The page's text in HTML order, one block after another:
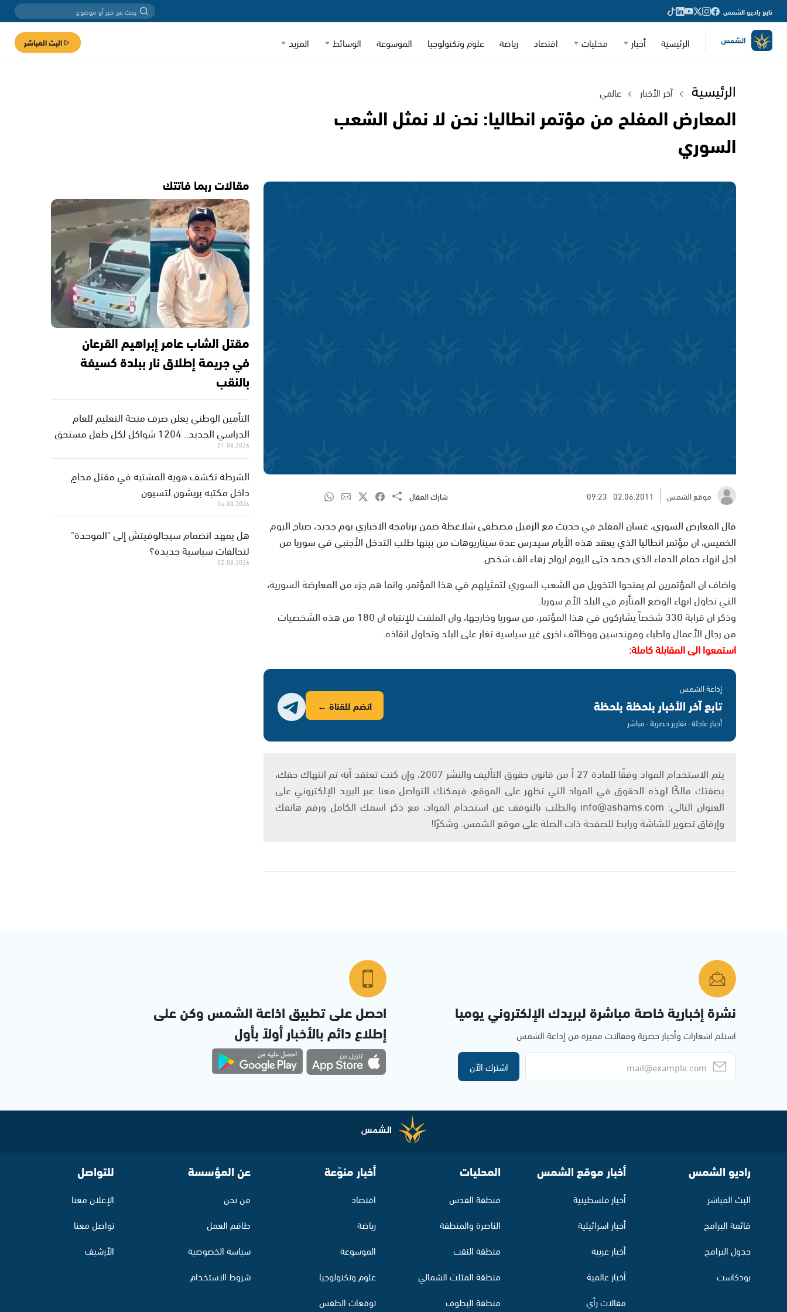
تابع راديو الشمس
الرئيسية أخبار محليات اقتصاد رياضة علوم وتكنولوجيا الموسوعة الوسائط المزيد البث المباشر
الرئيسية آخر الأخبار عالمي
المعارض المفلح من مؤتمر انطاليا: نحن لا نمثل الشعب
السوري
موقع الشمس 02.06.2011
09:23 شارك المقال
قال المعارض السوري، غسان المفلح في حديث مع الزميل مصطفى شلاعطة ضمن برنامجه الاخباري يوم جديد، صباح اليوم
الخميس، ان مؤتمر انطاليا الذي يعقد هذه الأيام سيدرس عدة سيناريوهات من بينها طلب التدخل الأجنبي في سوريا من
اجل انهاء حمام الدماء الذي حصد حتى اليوم ارواح زهاء الف شخص.
واضاف ان المؤتمرين لم يمنحوا التخويل من الشعب السوري لتمثيلهم في هذا المؤتمر، وانما هم جزء من المعارضة السورية،
التي تحاول انهاء الوضع المتأزم في البلد الأم سوريا.
وذكر ان قرابة 330 شخصاً يشاركون في هذا المؤتمر، من سوريا وخارجها، وان الملفت للإنتباه ان 180 من هذه الشخصيات
من رجال الأعمال واطباء ومهندسين ووظائف اخرى غير سياسية تغار على البلد وتحاول انقاذه.
استمعوا الى المقابلة كاملة:
إذاعة الشمس
تابع آخر الأخبار بلحظة بلحظة
أخبار عاجلة · تقارير حصرية · مباشر
انضم للقناة ←
يتم الاستخدام المواد وفقًا للمادة 27 أ من قانون حقوق التأليف والنشر 2007، وإن كنت تعتقد أنه تم انتهاك حقك،
بصفتك مالكًا لهذه الحقوق في المواد التي تظهر على الموقع، فيمكنك التواصل معنا عبر البريد الإلكتروني على
العنوان التالي: info@ashams.com والطلب بالتوقف عن استخدام المواد، مع ذكر اسمك الكامل ورقم هاتفك
وإرفاق تصوير للشاشة ورابط للصفحة ذات الصلة على موقع الشمس. وشكرًا!
مقالات ربما فاتتك
مقتل الشاب عامر إبراهيم القرعان
في جريمة إطلاق نار ببلدة كسيفة
بالنقب
التأمين الوطني يعلن صرف منحة التعليم للعام
الدراسي الجديد.. 1204 شواكل لكل طفل مستحق
01.08.2026
الشرطة تكشف هوية المشتبه في مقتل محامٍ
داخل مكتبه بريشون لتسيون
04.08.2026
هل يمهد انضمام سيجالوفيتش إلى "الموحدة"
لتحالفات سياسية جديدة؟
02.08.2026
نشرة إخبارية خاصة مباشرة لبريدك الإلكتروني يوميا
استلم اشعارات وأخبار حصرية ومقالات مميزة من إذاعة الشمس
اشترك الآن
احصل على تطبيق اذاعة الشمس وكن على
إطلاع دائم بالأخبار أولاً بأول
راديو الشمس
البث المباشر
قائمة البرامج
جدول البرامج
بودكاست
أخبار موقع الشمس
أخبار فلسطينية
أخبار اسرائيلية
أخبار عربية
أخبار عالمية
مقالات رأي
المحليات
منطقة القدس
الناصرة والمنطقة
منطقة النقب
منطقة المثلث الشمالي
منطقة البطوف
أخبار منوّعة
اقتصاد
رياضة
الموسوعة
علوم وتكنولوجيا
توقعات الطقس
عن المؤسسة
من نحن
طاقم العمل
سياسة الخصوصية
شروط الاستخدام
للتواصل
الإعلان معنا
تواصل معنا
الأرشيف